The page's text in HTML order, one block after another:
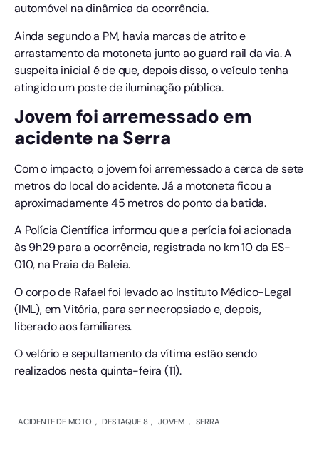
automóvel na dinâmica da ocorrência.
Ainda segundo a PM, havia marcas de atrito e
arrastamento da motoneta junto ao guard rail da via. A
suspeita inicial é de que, depois disso, o veículo tenha
atingido um poste de iluminação pública.
Jovem foi arremessado em
acidente na Serra
Com o impacto, o jovem foi arremessado a cerca de sete
metros do local do acidente. Já a motoneta ficou a
aproximadamente 45 metros do ponto da batida.
A Polícia Científica informou que a perícia foi acionada
às 9h29 para a ocorrência, registrada no km 10 da ES-
010, na Praia da Baleia.
O corpo de Rafael foi levado ao Instituto Médico-Legal
(IML), em Vitória, para ser necropsiado e, depois,
liberado aos familiares.
O velório e sepultamento da vítima estão sendo
realizados nesta quinta-feira (11).
ACIDENTE DE MOTO , DESTAQUE 8 , JOVEM , SERRA